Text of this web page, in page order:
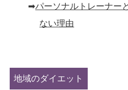
➡︎パーソナルトレーナー
ない理由
地域のダイエット